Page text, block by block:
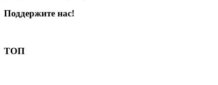
Поддержите нас!
ТОП